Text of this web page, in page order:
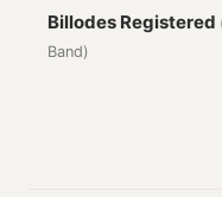
Billodes Registered
Band)